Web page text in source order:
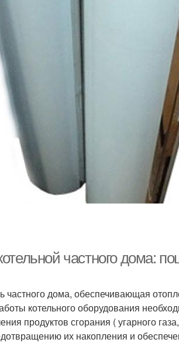
частного дома:
частного дома, обеспечивающая
котельного оборудования
продуктов сгорания ( угарного
их накопления и